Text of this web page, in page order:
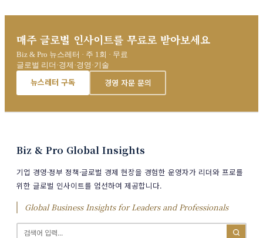
매주 글로벌 인사이트를 무료로 받아보세요
Biz & Pro 뉴스레터 · 주 1회 · 무료
글로벌 리더·경제·경영·기술
뉴스레터 구독 경영 자문 문의
Biz & Pro Global Insights
기업 경영·정부 정책·글로벌 경제 현장을 경험한 운영자가 리더와 프로를
위한 글로벌 인사이트를 엄선하여 제공합니다.
Global Business Insights for Leaders and Professionals